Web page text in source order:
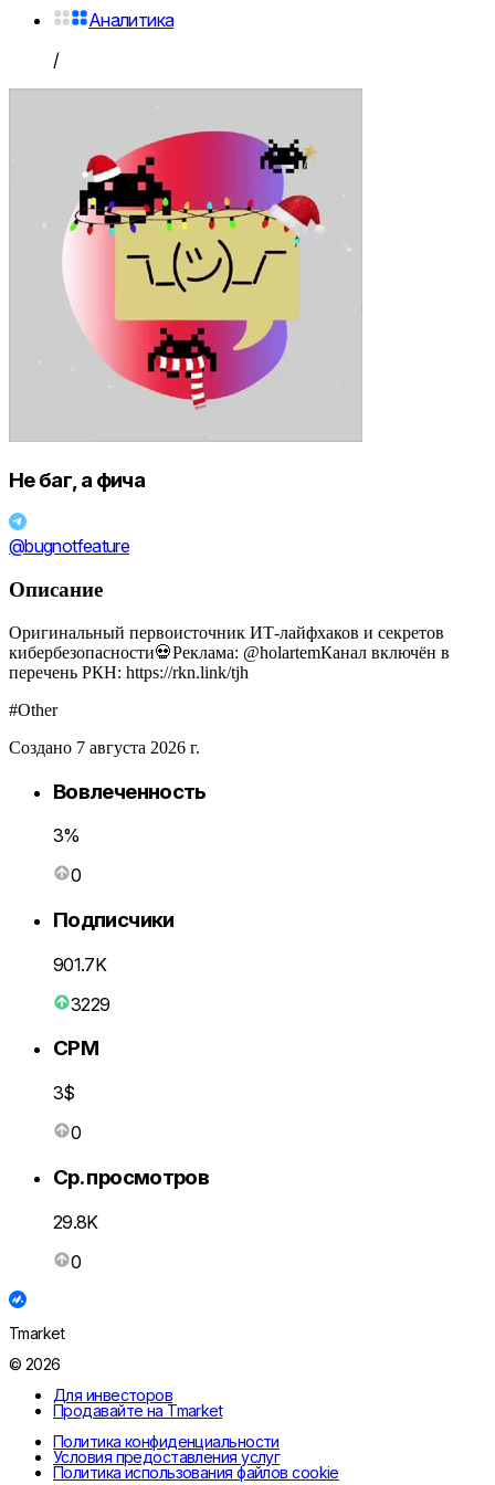
Аналитика
/
Не баг, а фича
@bugnotfeature
Описание
Оригинальный первоисточник ИТ-лайфхаков и секретов
кибербезопасности💀Реклама: @holartemКанал включён в
перечень РКН: https://rkn.link/tjh
#Other
Создано 7 августа 2026 г.
Вовлеченность
3%
0
Подписчики
901.7K
3229
CPM
3$
0
Ср. просмотров
29.8K
0
Tmarket
© 2026
Для инвесторов
Продавайте на Tmarket
Политика конфиденциальности
Условия предоставления услуг
Политика использования файлов cookie